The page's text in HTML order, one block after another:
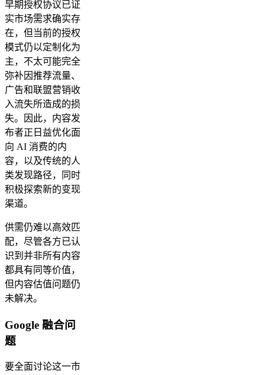
早期授权协议已证
实市场需求确实存
在，但当前的授权
模式仍以定制化为
主，不太可能完全
弥补因推荐流量、
广告和联盟营销收
入流失所造成的损
失。因此，内容发
布者正日益优化面
向 AI 消费的内
容，以及传统的人
类发现路径，同时
积极探索新的变现
渠道。
供需仍难以高效匹
配，尽管各方已认
识到并非所有内容
都具有同等价值，
但内容估值问题仍
未解决。
Google 融合问
题
要全面讨论这一市